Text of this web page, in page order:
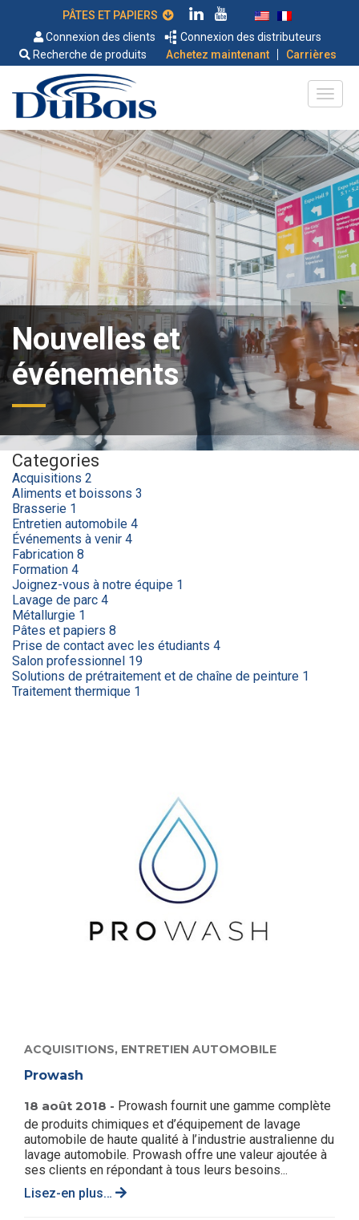
Connexion des clients
Connexion des distributeurs
Recherche de produits
Achetez maintenant | Carrières
Nouvelles et
événements
Categories
Acquisitions 2
Aliments et boissons 3
Brasserie 1
Entretien automobile 4
Événements à venir 4
Fabrication 8
Formation 4
Joignez-vous à notre équipe 1
Lavage de parc 4
Métallurgie 1
Pâtes et papiers 8
Prise de contact avec les étudiants 4
Salon professionnel 19
Solutions de prétraitement et de chaîne de peinture 1
Traitement thermique 1
ACQUISITIONS, ENTRETIEN AUTOMOBILE
Prowash
18 août 2018 - Prowash fournit une gamme complète
de produits chimiques et d’équipement de lavage
automobile de haute qualité à l’industrie australienne du
lavage automobile. Prowash offre une valeur ajoutée à
ses clients en répondant à tous leurs besoins...
Lisez-en plus…